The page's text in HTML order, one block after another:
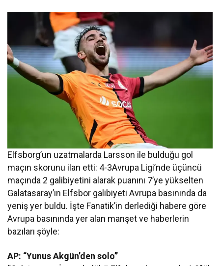
Elfsborg’un uzatmalarda Larsson ile bulduğu gol
maçın skorunu ilan etti: 4-3Avrupa Ligi’nde üçüncü
maçında 2 galibiyetini alarak puanını 7’ye yükselten
Galatasaray’ın Elfsbor galibiyeti Avrupa basınında da
yeniş yer buldu. İşte Fanatik’in derlediği habere göre
Avrupa basınında yer alan manşet ve haberlerin
bazıları şöyle:
AP: “Yunus Akgün’den solo”